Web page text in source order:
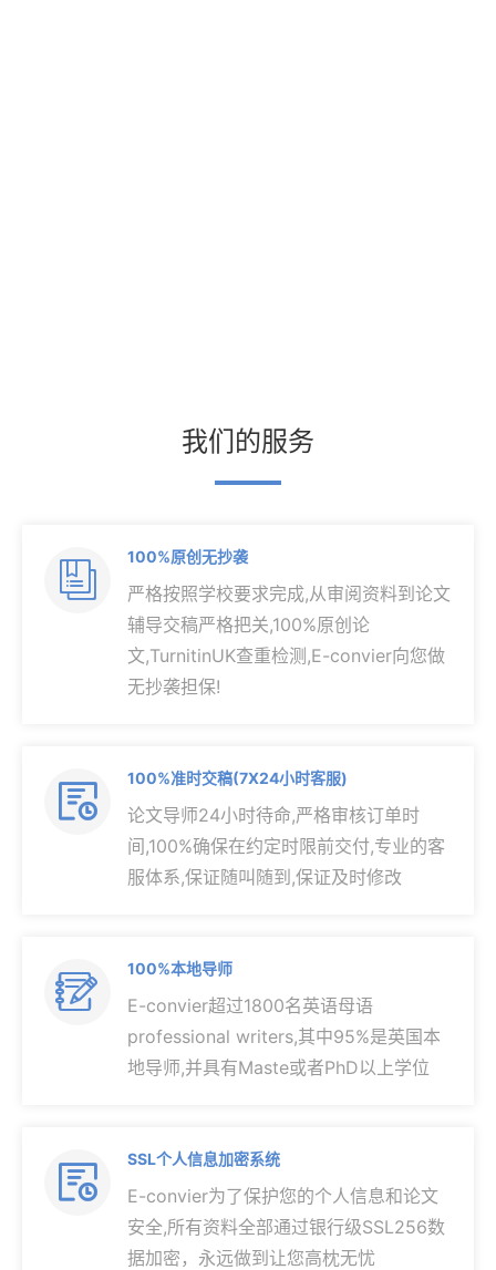
我们的服务

100%原创无抄袭
严格按照学校要求完成,从审阅资料到论文
辅导交稿严格把关,100%原创论
文,TurnitinUK查重检测,E-convier向您做
无抄袭担保!

100%准时交稿(7X24小时客服)
论文导师24小时待命,严格审核订单时
间,100%确保在约定时限前交付,专业的客
服体系,保证随叫随到,保证及时修改

100%本地导师
E-convier超过1800名英语母语
professional writers,其中95%是英国本
地导师,并具有Maste或者PhD以上学位

SSL个人信息加密系统
E-convier为了保护您的个人信息和论文
安全,所有资料全部通过银行级SSL256数
据加密，永远做到让您高枕无忧